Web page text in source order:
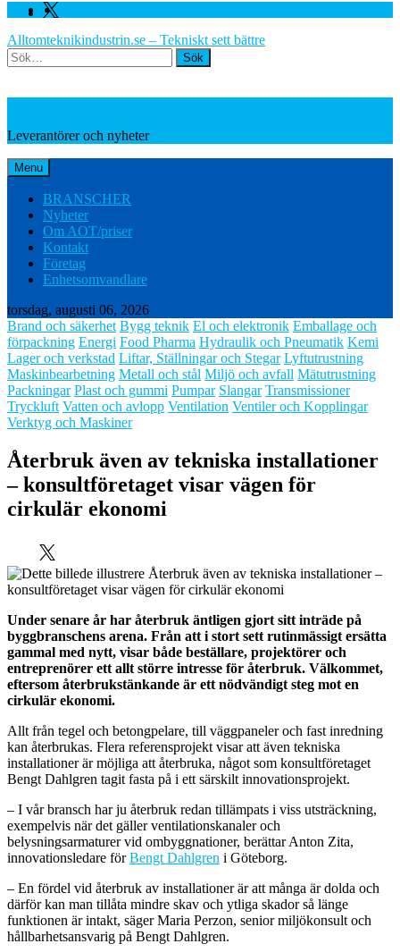
Facebook
Twitter
Alltomteknikindustrin.se – Tekniskt sett bättre
Search
Leverantörer och nyheter
Menu
BRANSCHER
Nyheter
Om AOT/priser
Kontakt
Företag
Enhetsomvandlare
torsdag, augusti 06, 2026
Brand och säkerhet Bygg teknik El och elektronik Emballage och
förpackning Energi Food Pharma Hydraulik och Pneumatik Kemi
Lager och verkstad Liftar, Ställningar och Stegar Lyftutrustning
Maskinbearbetning Metall och stål Miljö och avfall Mätutrustning
Packningar Plast och gummi Pumpar Slangar Transmissioner
Tryckluft Vatten och avlopp Ventilation Ventiler och Kopplingar
Verktyg och Maskiner
Återbruk även av tekniska installationer
– konsultföretaget visar vägen för
cirkulär ekonomi
Under senare år har återbruk äntligen gjort sitt inträde på
byggbranschens arena. Från att i stort sett rutinmässigt ersätta
gammal med nytt, visar både beställare, projektörer och
entreprenörer ett allt större intresse för återbruk. Välkommet,
eftersom återbrukstänkande är ett nödvändigt steg mot en
cirkulär ekonomi.
Allt från tegel och betongpelare, till väggpaneler och fast inredning
kan återbrukas. Flera referensprojekt visar att även tekniska
installationer är möjliga att återbruka, något som konsultföretaget
Bengt Dahlgren tagit fasta på i ett särskilt innovationsprojekt.
– I vår bransch har ju återbruk redan tillämpats i viss utsträckning,
exempelvis när det gäller ventilationskanaler och
belysningsarmaturer vid ombyggnationer, berättar Anton Zita,
innovationsledare förBengt Dahlgren i Göteborg.
– En fördel vid återbruk av installationer är att många är dolda och
därför kan man tillåta mindre skav och ytliga skador så länge
funktionen är intakt, säger Maria Perzon, senior miljökonsult och
hållbarhetsansvarig på Bengt Dahlgren.